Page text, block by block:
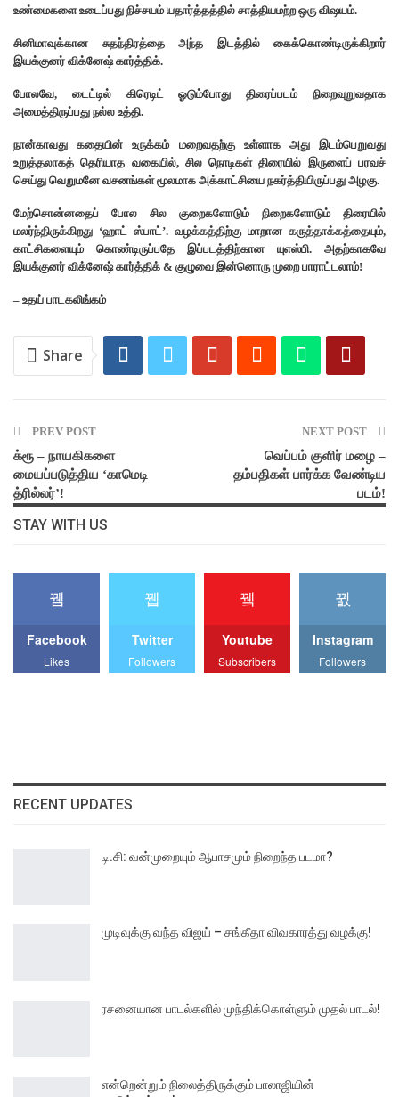
உண்மைகளை உடைப்பது நிச்சயம் யதார்த்தத்தில் சாத்தியமற்ற ஒரு விஷயம்.
சினிமாவுக்கான சுதந்திரத்தை அந்த இடத்தில் கைக்கொண்டிருக்கிறார்
இயக்குனர் விக்னேஷ் கார்த்திக்.
போலவே, டைட்டில் கிரெடிட் ஓடும்போது திரைப்படம் நிறைவுறுவதாக
அமைத்திருப்பது நல்ல உத்தி.
நான்காவது கதையின் உருக்கம் மறைவதற்கு உள்ளாக அது இடம்பெறுவது
உறுத்தலாகத் தெரியாத வகையில், சில நொடிகள் திரையில் இருளைப் பரவச்
செய்து வெறுமனே வசனங்கள் மூலமாக அக்காட்சியை நகர்த்தியிருப்பது அழகு.
மேற்சொன்னதைப் போல சில குறைகளோடும் நிறைகளோடும் திரையில்
மலர்ந்திருக்கிறது ‘ஹாட் ஸ்பாட்’. வழக்கத்திற்கு மாறான கருத்தாக்கத்தையும்,
காட்சிகளையும் கொண்டிருப்பதே இப்படத்திற்கான யுஎஸ்பி. அதற்காகவே
இயக்குனர் விக்னேஷ் கார்த்திக் & குழுவை இன்னொரு முறை பாராட்டலாம்!
– உதய் பாடகலிங்கம்
Share
PREV POST
க்ரூ – நாயகிகளை
மையப்படுத்திய ‘காமெடி
த்ரில்லர்’!
NEXT POST
வெப்பம் குளிர் மழை –
தம்பதிகள் பார்க்க வேண்டிய
படம்!
STAY WITH US
Facebook
Likes
Twitter
Followers
Youtube
Subscribers
Instagram
Followers
RECENT UPDATES
டி.சி: வன்முறையும் ஆபாசமும் நிறைந்த படமா?
முடிவுக்கு வந்த விஜய் – சங்கீதா விவகாரத்து வழக்கு!
ரசனையான பாடல்களில் முந்திக்கொள்ளும் முதல் பாடல்!
என்றென்றும் நிலைத்திருக்கும் பாலாஜியின்